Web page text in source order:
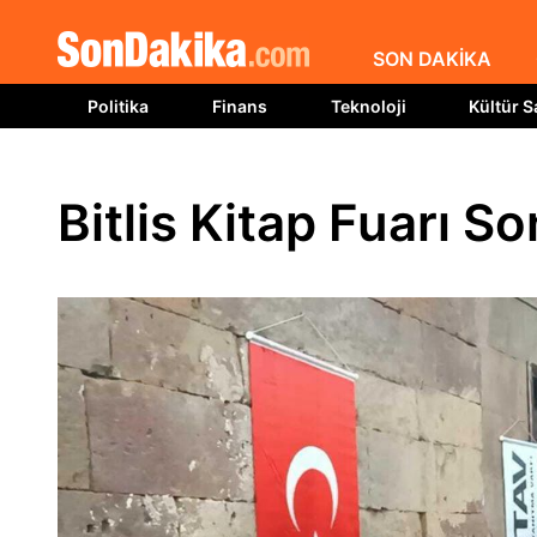
SON DAKİKA
Politika Finans Teknoloji Kültür
Bitlis Kitap Fuarı